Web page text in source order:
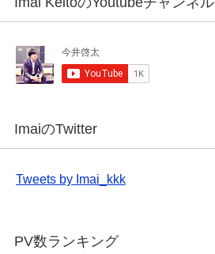
ImaiのTwitter
Tweets by Imai_kkk
PV数ランキング